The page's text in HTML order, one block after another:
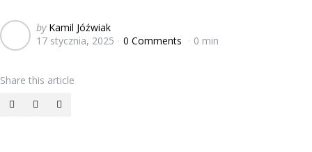
Posted
by
by Kamil Jóźwiak
17 stycznia, 2025
0 Comments 0 min
Share this article